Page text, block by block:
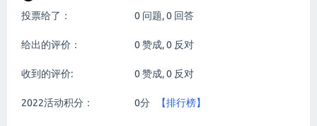
投票给了：
0 问题,0 回答
给出的评价： 0赞成,0 反对
收到的评价: 0赞成,0 反对
2022活动积分： 0分 【排行榜】